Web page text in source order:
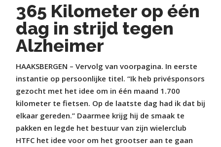
365 Kilometer op één
dag in strijd tegen
Alzheimer
HAAKSBERGEN – Vervolg van voorpagina. In eerste
instantie op persoonlijke titel. “Ik heb privésponsors
gezocht met het idee om in één maand 1.700
kilometer te fietsen. Op de laatste dag had ik dat bij
elkaar gereden.” Daarmee krijg hij de smaak te
pakken en legde het bestuur van zijn wielerclub
HTFC het idee voor om het grootser aan te gaan